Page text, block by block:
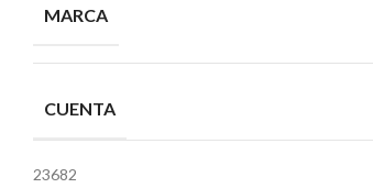
MARCA
CUENTA
23682